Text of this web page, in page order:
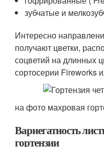
зубчатые и
Интересно
получают цветки,
соцветий на длинных
сортосерии Fireworks
на фото махровая
Вариегатность
гортензии